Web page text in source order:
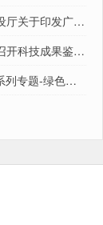
筑工作的通知
厅关于印发广东
“十四五”规划
开科技成果鉴定
列专题-绿色建